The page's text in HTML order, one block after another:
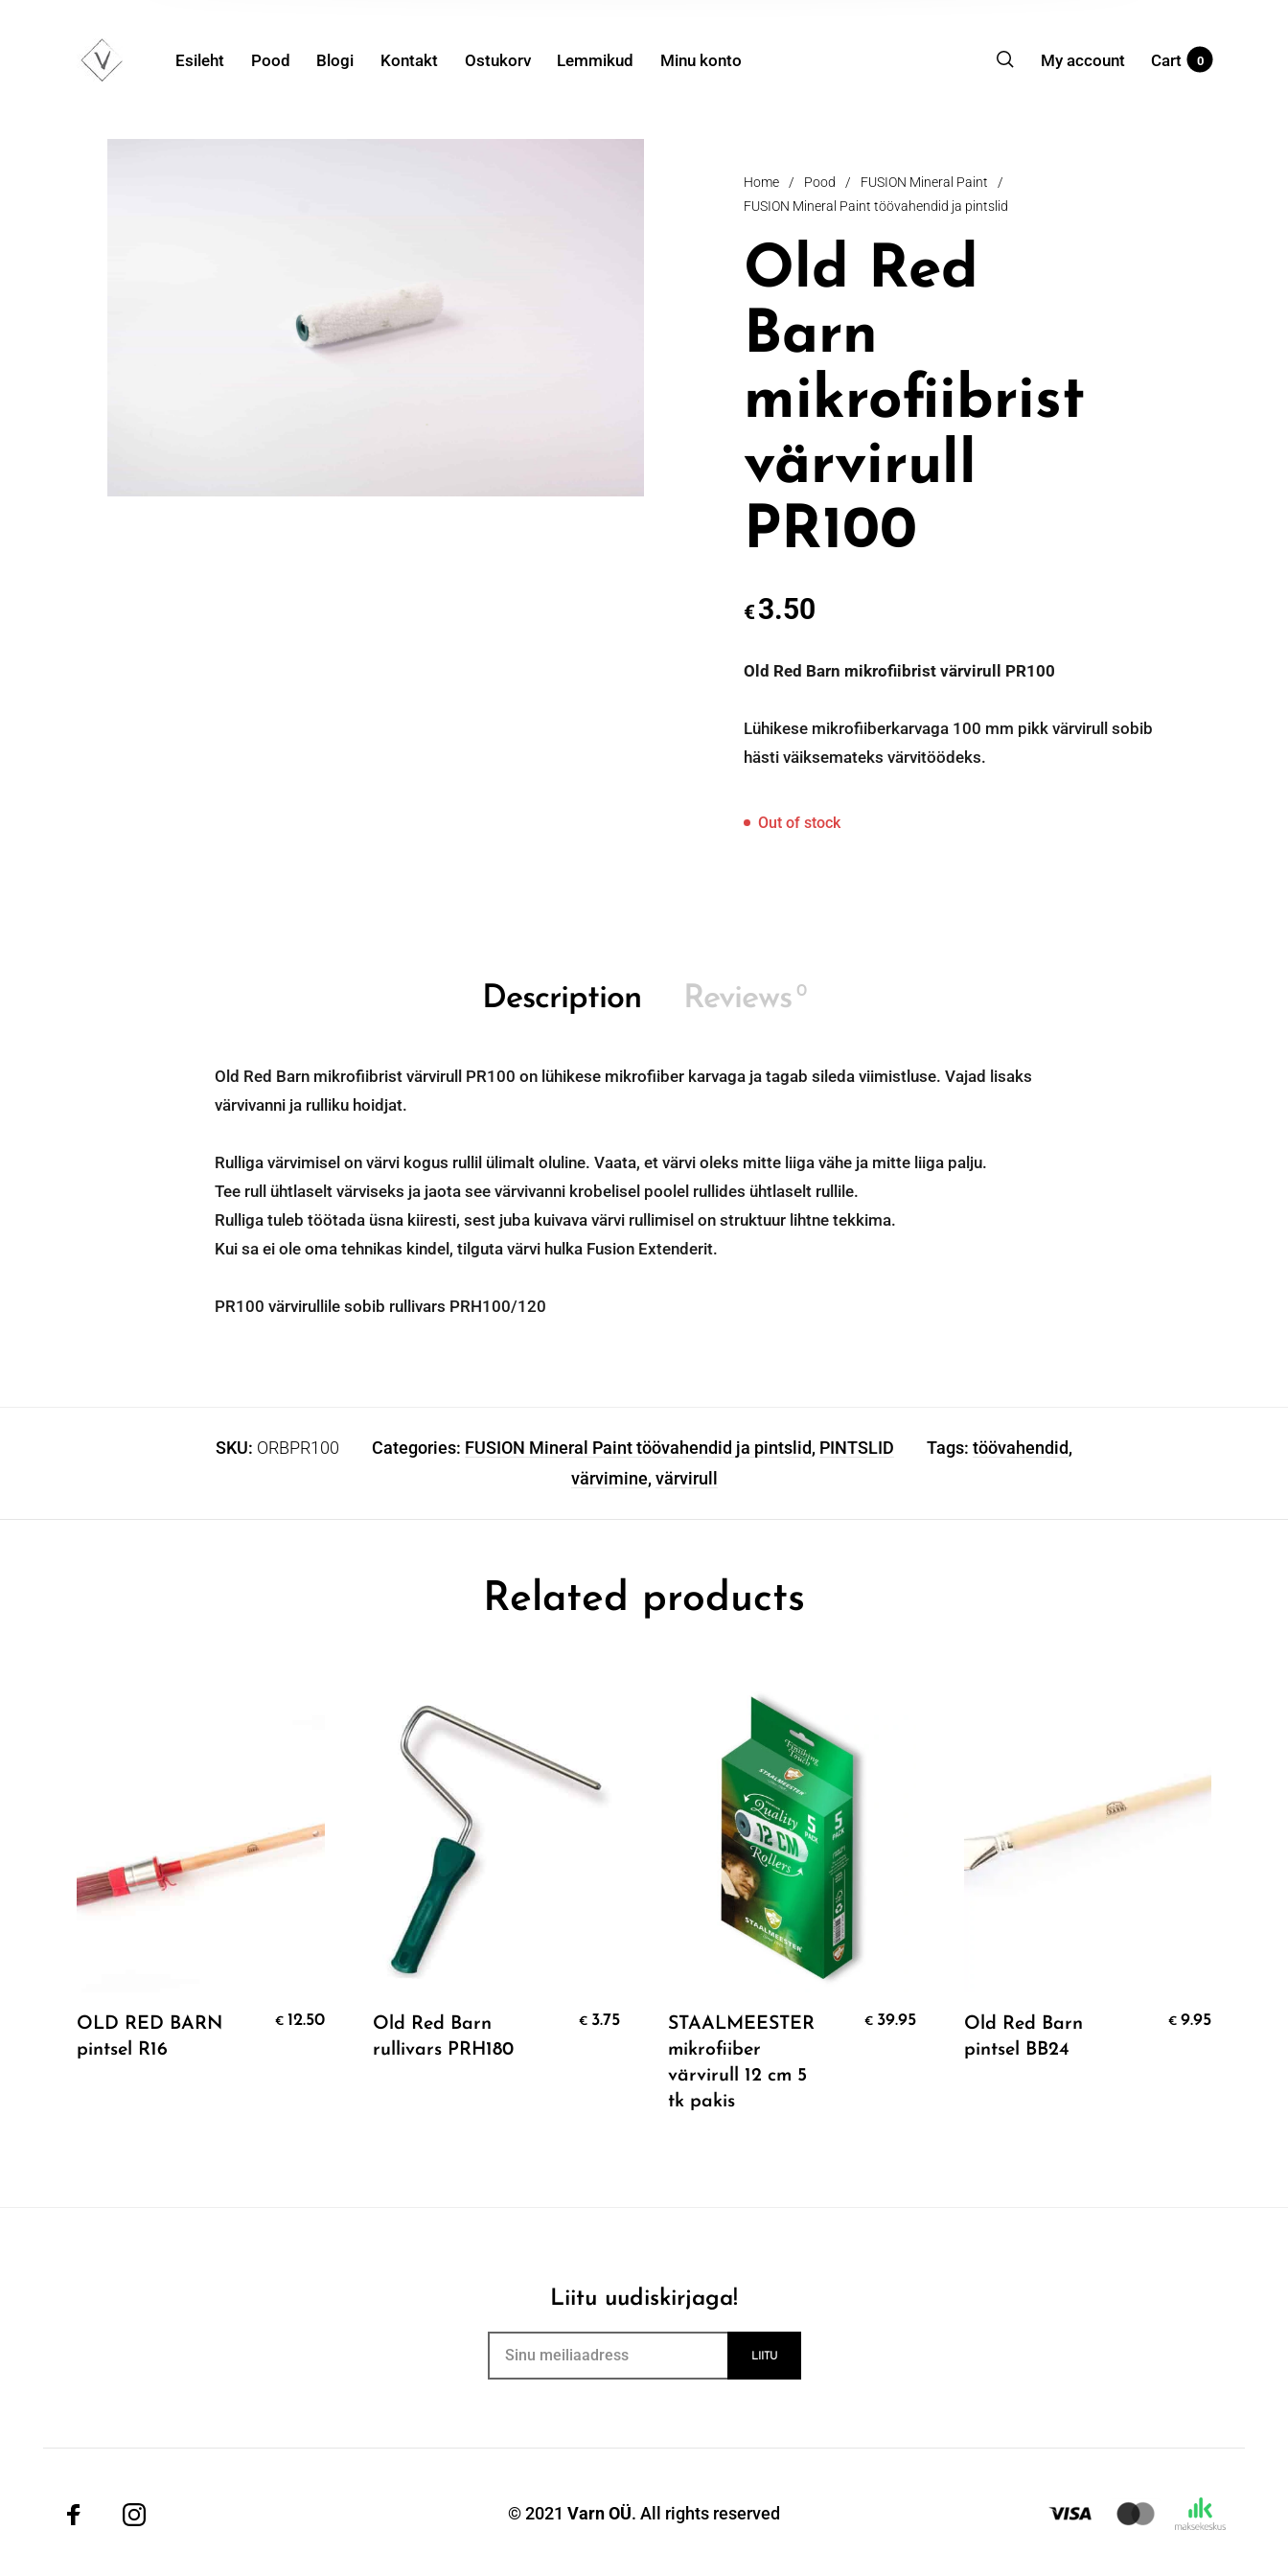
Esileht Pood Blogi Kontakt Ostukorv Lemmikud Minu konto My account Cart 0
Home / Pood / FUSION Mineral Paint
/
FUSION Mineral Paint töövahendid ja pintslid
Old Red
Barn
mikrofiibrist
värvirull
PR100
€3.50
Old Red Barn mikrofiibrist värvirull PR100
Lühikese mikrofiiberkarvaga 100 mm pikk värvirull sobib
hästi väiksemateks värvitöödeks.
Out of stock
Description Reviews 0
Old Red Barn mikrofiibrist värvirull PR100 on lühikese mikrofiiber karvaga ja tagab sileda viimistluse. Vajad lisaks
värvivanni ja rulliku hoidjat.
Rulliga värvimisel on värvi kogus rullil ülimalt oluline. Vaata, et värvi oleks mitte liiga vähe ja mitte liiga palju.
Tee rull ühtlaselt värviseks ja jaota see värvivanni krobelisel poolel rullides ühtlaselt rullile.
Rulliga tuleb töötada üsna kiiresti, sest juba kuivava värvi rullimisel on struktuur lihtne tekkima.
Kui sa ei ole oma tehnikas kindel, tilguta värvi hulka Fusion Extenderit.
PR100 värvirullile sobib rullivars PRH100/120
SKU: ORBPR100 Categories: FUSION Mineral Paint töövahendid ja pintslid, PINTSLID Tags: töövahendid,
värvimine, värvirull
Related products
Add To Cart
OLD RED BARN
pintsel R16
€ 12.50 Add To Cart
Old Red Barn
rullivars PRH180
€ 3.75 Add To Cart
STAALMEESTER
mikrofiiber
värvirull 12 cm 5
tk pakis
€ 39.95 Add To Cart
Old Red Barn
pintsel BB24
€ 9.95
Liitu uudiskirjaga!
© 2021 Varn OÜ. All rights reserved